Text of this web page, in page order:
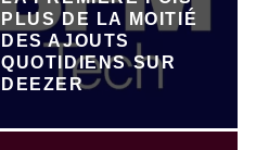
PLUS DE LA MOITIÉ
DES AJOUTS
QUOTIDIENS SUR
DEEZER